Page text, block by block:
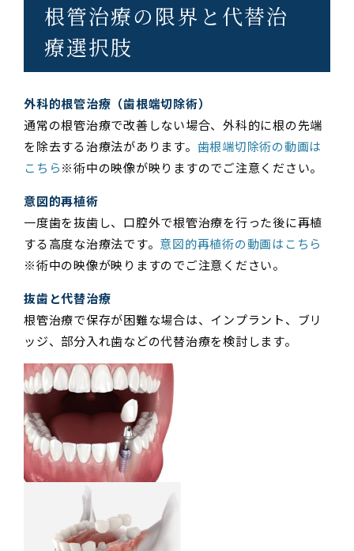
根管治療の限界と代替治
療選択肢
外科的根管治療（歯根端切除術）
通常の根管治療で改善しない場合、外科的に根の先端
を除去する治療法があります。 歯根端切除術の動画は
こちら※術中の映像が映りますのでご注意ください。
意図的再植術
一度歯を抜歯し、口腔外で根管治療を行った後に再植
する高度な治療法です。 意図的再植術の動画はこちら
※術中の映像が映りますのでご注意ください。
抜歯と代替治療
根管治療で保存が困難な場合は、インプラント、ブリ
ッジ、部分入れ歯などの代替治療を検討します。